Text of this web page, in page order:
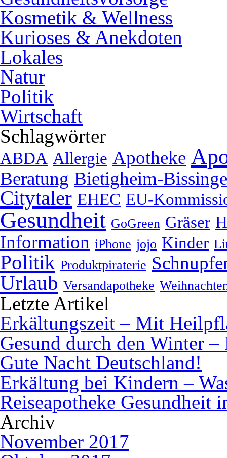
Kosmetik & Wellness
Kurioses & Anekdoten
Lokales
Natur
Politik
Wirtschaft
Schlagwörter
ABDA Allergie Apotheke
Beratung Bietigheim-
Citytaler EHEC EU-
Gesundheit GoGreen Gräser
Information iPhone jojo Kinder
Politik Produktpiraterie
Urlaub Versandapotheke
Letzte Artikel
Erkältungszeit – Mit
Gesund durch den Winter
Gute Nacht Deutschland!
Erkältung bei Kindern –
Reiseapotheke Gesundheit
Archiv
November 2017